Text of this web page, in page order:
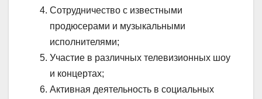
Сотрудничество с известными
продюсерами и музыкальными
исполнителями;
Участие в различных телевизионных шоу
и концертах;
Активная деятельность в социальных